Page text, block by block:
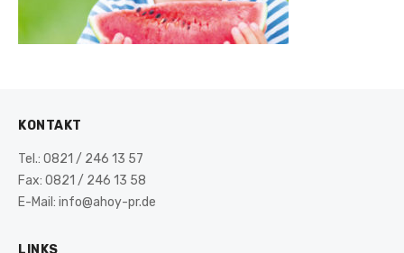
KONTAKT
Tel.: 0821 / 246 13 57
Fax: 0821 / 246 13 58
E-Mail: info@ahoy-pr.de